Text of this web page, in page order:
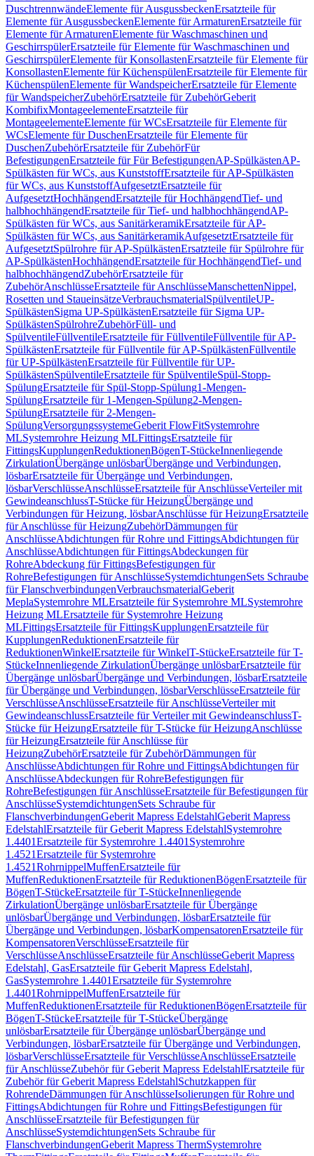
DuschtrennwändeElemente für AusgussbeckenErsatzteile für
Elemente für AusgussbeckenElemente für ArmaturenErsatzteile für
Elemente für ArmaturenElemente für Waschmaschinen und
GeschirrspülerErsatzteile für Elemente für Waschmaschinen und
GeschirrspülerElemente für KonsollastenErsatzteile für Elemente für
KonsollastenElemente für KüchenspülenErsatzteile für Elemente für
KüchenspülenElemente für WandspeicherErsatzteile für Elemente
für WandspeicherZubehörErsatzteile für ZubehörGeberit
KombifixMontageelementeErsatzteile für
MontageelementeElemente für WCsErsatzteile für Elemente für
WCsElemente für DuschenErsatzteile für Elemente für
DuschenZubehörErsatzteile für ZubehörFür
BefestigungenErsatzteile für Für BefestigungenAP-SpülkästenAP-
Spülkästen für WCs, aus KunststoffErsatzteile für AP-Spülkästen
für WCs, aus KunststoffAufgesetztErsatzteile für
AufgesetztHochhängendErsatzteile für HochhängendTief- und
halbhochhängendErsatzteile für Tief- und halbhochhängendAP-
Spülkästen für WCs, aus SanitärkeramikErsatzteile für AP-
Spülkästen für WCs, aus SanitärkeramikAufgesetztErsatzteile für
AufgesetztSpülrohre für AP-SpülkästenErsatzteile für Spülrohre für
AP-SpülkästenHochhängendErsatzteile für HochhängendTief- und
halbhochhängendZubehörErsatzteile für
ZubehörAnschlüsseErsatzteile für AnschlüsseManschettenNippel,
Rosetten und StaueinsätzeVerbrauchsmaterialSpülventileUP-
SpülkästenSigma UP-SpülkästenErsatzteile für Sigma UP-
SpülkästenSpülrohreZubehörFüll- und
SpülventileFüllventileErsatzteile für FüllventileFüllventile für AP-
SpülkästenErsatzteile für Füllventile für AP-SpülkästenFüllventile
für UP-SpülkästenErsatzteile für Füllventile für UP-
SpülkästenSpülventileErsatzteile für SpülventileSpül-Stopp-
SpülungErsatzteile für Spül-Stopp-Spülung1-Mengen-
SpülungErsatzteile für 1-Mengen-Spülung2-Mengen-
SpülungErsatzteile für 2-Mengen-
SpülungVersorgungssystemeGeberit FlowFitSystemrohre
MLSystemrohre Heizung MLFittingsErsatzteile für
FittingsKupplungenReduktionenBögenT-StückeInnenliegende
ZirkulationÜbergänge unlösbarÜbergänge und Verbindungen,
lösbarErsatzteile für Übergänge und Verbindungen,
lösbarVerschlüsseAnschlüsseErsatzteile für AnschlüsseVerteiler mit
GewindeanschlussT-Stücke für HeizungÜbergänge und
Verbindungen für Heizung, lösbarAnschlüsse für HeizungErsatzteile
für Anschlüsse für HeizungZubehörDämmungen für
AnschlüsseAbdichtungen für Rohre und FittingsAbdichtungen für
AnschlüsseAbdichtungen für FittingsAbdeckungen für
RohreAbdeckung für FittingsBefestigungen für
RohreBefestigungen für AnschlüsseSystemdichtungenSets Schraube
für FlanschverbindungenVerbrauchsmaterialGeberit
MeplaSystemrohre MLErsatzteile für Systemrohre MLSystemrohre
Heizung MLErsatzteile für Systemrohre Heizung
MLFittingsErsatzteile für FittingsKupplungenErsatzteile für
KupplungenReduktionenErsatzteile für
ReduktionenWinkelErsatzteile für WinkelT-StückeErsatzteile für T-
StückeInnenliegende ZirkulationÜbergänge unlösbarErsatzteile für
Übergänge unlösbarÜbergänge und Verbindungen, lösbarErsatzteile
für Übergänge und Verbindungen, lösbarVerschlüsseErsatzteile für
VerschlüsseAnschlüsseErsatzteile für AnschlüsseVerteiler mit
GewindeanschlussErsatzteile für Verteiler mit GewindeanschlussT-
Stücke für HeizungErsatzteile für T-Stücke für HeizungAnschlüsse
für HeizungErsatzteile für Anschlüsse für
HeizungZubehörErsatzteile für ZubehörDämmungen für
AnschlüsseAbdichtungen für Rohre und FittingsAbdichtungen für
AnschlüsseAbdeckungen für RohreBefestigungen für
RohreBefestigungen für AnschlüsseErsatzteile für Befestigungen für
AnschlüsseSystemdichtungenSets Schraube für
FlanschverbindungenGeberit Mapress EdelstahlGeberit Mapress
EdelstahlErsatzteile für Geberit Mapress EdelstahlSystemrohre
1.4401Ersatzteile für Systemrohre 1.4401 Systemrohre
1.4521Ersatzteile für Systemrohre
1.4521RohrnippelMuffenErsatzteile für
MuffenReduktionenErsatzteile für ReduktionenBögenErsatzteile für
BögenT-StückeErsatzteile für T-StückeInnenliegende
ZirkulationÜbergänge unlösbarErsatzteile für Übergänge
unlösbarÜbergänge und Verbindungen, lösbarErsatzteile für
Übergänge und Verbindungen, lösbarKompensatorenErsatzteile für
KompensatorenVerschlüsseErsatzteile für
VerschlüsseAnschlüsseErsatzteile für AnschlüsseGeberit Mapress
Edelstahl, GasErsatzteile für Geberit Mapress Edelstahl,
GasSystemrohre 1.4401Ersatzteile für Systemrohre
1.4401RohrnippelMuffenErsatzteile für
MuffenReduktionenErsatzteile für ReduktionenBögenErsatzteile für
BögenT-StückeErsatzteile für T-StückeÜbergänge
unlösbarErsatzteile für Übergänge unlösbarÜbergänge und
Verbindungen, lösbarErsatzteile für Übergänge und Verbindungen,
lösbarVerschlüsseErsatzteile für VerschlüsseAnschlüsseErsatzteile
für AnschlüsseZubehör für Geberit Mapress EdelstahlErsatzteile für
Zubehör für Geberit Mapress EdelstahlSchutzkappen für
RohrendeDämmungen für AnschlüsseIsolierungen für Rohre und
FittingsAbdichtungen für Rohre und FittingsBefestigungen für
AnschlüsseErsatzteile für Befestigungen für
AnschlüsseSystemdichtungenSets Schraube für
FlanschverbindungenGeberit Mapress ThermSystemrohre